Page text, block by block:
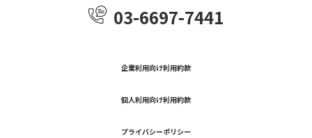
03-6697-7441
企業利用向け利用約款
個人利用向け利用約款
プライバシーポリシー